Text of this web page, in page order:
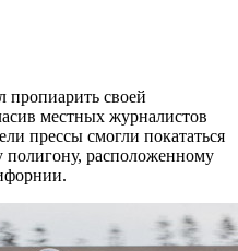
своей
местных журналистов
прессы смогли покататься
полигону, расположенному